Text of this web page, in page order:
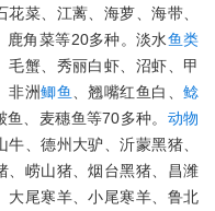
菜、江蓠、海萝、海带、
鹿角菜等20多种。淡水鱼类
毛蟹、秀丽白虾、沼虾、甲
非洲鲫鱼 、翘嘴红鱼白、鲶
、麦穗鱼等70多种。 动物
牛、德州大驴、沂蒙黑猪、
、崂山猪、烟台黑猪、昌潍
大尾寒羊、小尾寒羊、鲁北